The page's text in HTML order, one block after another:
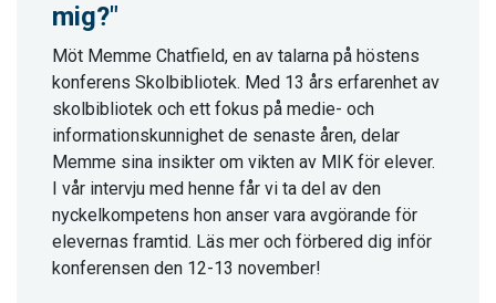
mig?"
Möt Memme Chatfield, en av talarna på höstens
konferens Skolbibliotek. Med 13 års erfarenhet av
skolbibliotek och ett fokus på medie- och
informationskunnighet de senaste åren, delar
Memme sina insikter om vikten av MIK för elever.
I vår intervju med henne får vi ta del av den
nyckelkompetens hon anser vara avgörande för
elevernas framtid. Läs mer och förbered dig inför
konferensen den 12-13 november!